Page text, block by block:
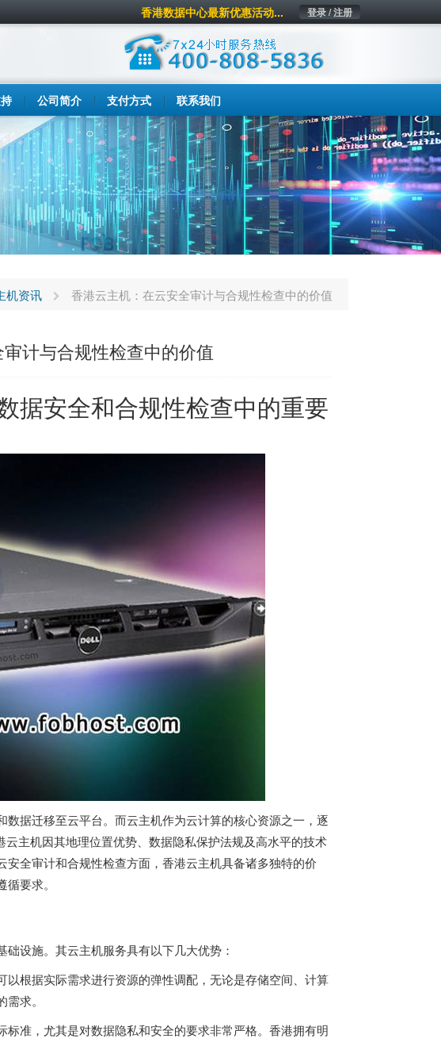
登录 / 注册
香港数据中心最新优惠活动...
公司简介 支付方式 联系我们
机资讯 香港云主机：在云安全审计与合规性检查中的价值
计与合规性检查中的价值
据安全和合规性检查中的重要
据迁移至云平台。而云主机作为云计算的核心资源之一，逐
主机因其地理位置优势、数据隐私保护法规及高水平的技术
全审计和合规性检查方面， 香港云主机具备诸多独特的价
要求。
设施。其云主机服务具有以下几大优势：
以根据实际需求进行资源的弹性调配，无论是存储空间、计算
求。
标准，尤其是对数据隐私和安全的要求非常严格。香港拥有明